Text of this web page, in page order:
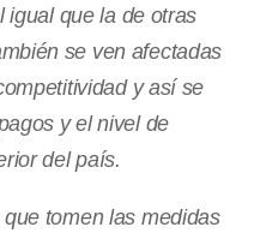
igual que la de otras
se ven afectadas
y así se
y el nivel de
del país.
tomen las medidas